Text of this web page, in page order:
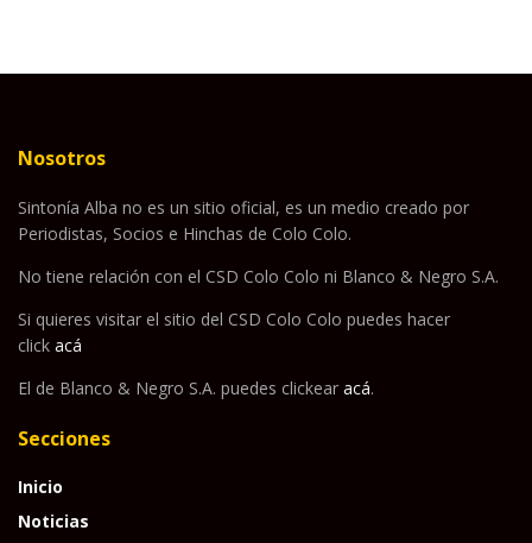
Nosotros
Sintonía Alba no es un sitio oficial, es un medio creado por
Periodistas, Socios e Hinchas de Colo Colo.
No tiene relación con el CSD Colo Colo ni Blanco & Negro S.A.
Si quieres visitar el sitio del CSD Colo Colo puedes hacer
click acá
El de Blanco & Negro S.A. puedes clickear acá.
Secciones
Inicio
Noticias